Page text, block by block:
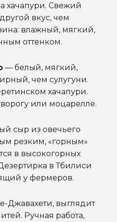
хачапури. Свежий
вкус, чем
влажный, мягкий,
оттенком.
— белый, мягкий,
чем сулугуни.
хачапури.
или моцарелле.
сыр из овечьего
резким, «горным»
в высокогорных
в Тбилиси
у фермеров.
Джавахети, выглядит
Ручная работа,